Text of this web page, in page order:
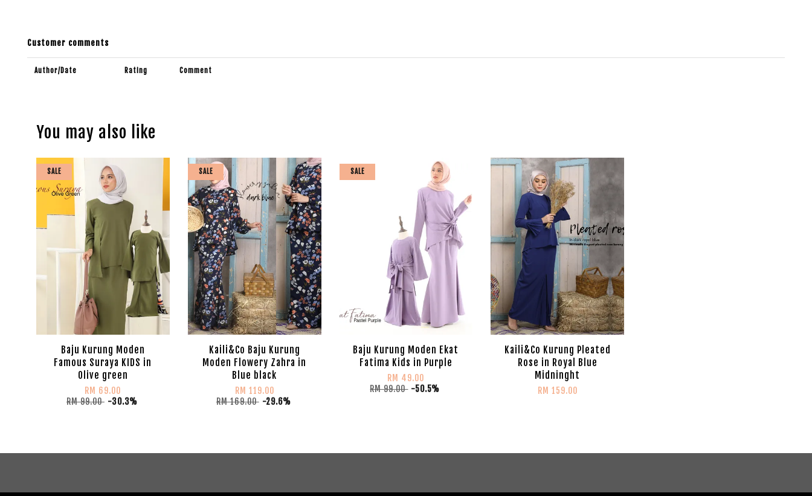
Customer comments
Author/Date Rating Comment
You may also like
SALE
Baju Kurung Moden
Famous Suraya KIDS in
Olive green
RM 69.00
RM 99.00 -30.3%
SALE
Kaili&Co Baju Kurung
Moden Flowery Zahra in
Blue black
RM 119.00
RM 169.00 -29.6%
SALE
Baju Kurung Moden Ekat
Fatima Kids in Purple
RM 49.00
RM 99.00 -50.5%
Kaili&Co Kurung Pleated
Rose in Royal Blue
Midninght
RM 159.00